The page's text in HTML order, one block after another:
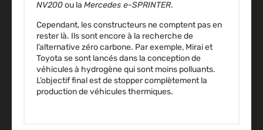
NV200ou la Mercedes e-SPRINTER.
Cependant, les constructeurs ne comptent pas en
rester là. Ils sont encore à la recherche de
l’alternative zéro carbone. Par exemple, Mirai et
Toyota se sont lancés dans la conception de
véhicules à hydrogènequi sont moins polluants.
L’objectif final est de stopper complètement la
production de véhicules thermiques.